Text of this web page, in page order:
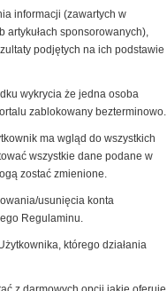
informacji (zawartych w
artykułach sponsorowanych),
podjętych na ich podstawie
wykrycia że jedna osoba
zablokowany bezterminowo.
ma wgląd do wszystkich
wszystkie dane podane w
zostać zmienione.
usunięcia konta
Regulaminu.
którego działania